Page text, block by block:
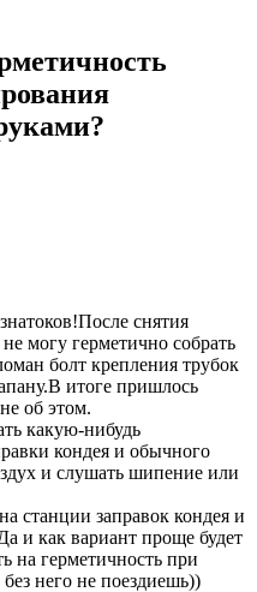
снятия
могу герметично собрать
болт крепления трубок
итоге пришлось
об этом.
какую-нибудь
кондея и обычного
и слушать шипение или
станции заправок кондея и
и как вариант проще будет
на герметичность при
него не поездиешь))